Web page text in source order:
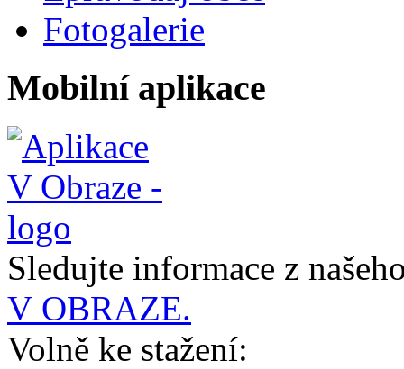
Fotogalerie
Mobilní aplikace
Sledujte informace z
V OBRAZE.
Volně ke stažení: